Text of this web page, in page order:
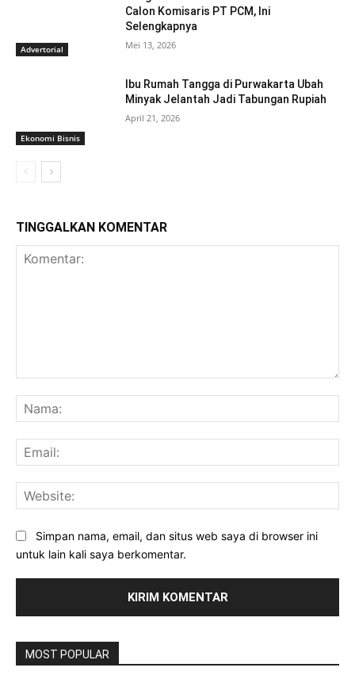
Advertorial
Calon Komisaris PT PCM, Ini
Selengkapnya
Mei 13, 2026
Ekonomi Bisnis
Ibu Rumah Tangga di Purwakarta Ubah
Minyak Jelantah Jadi Tabungan Rupiah
April 21, 2026
TINGGALKAN KOMENTAR
Simpan nama, email, dan situs web saya di browser ini
untuk lain kali saya berkomentar.
MOST POPULAR